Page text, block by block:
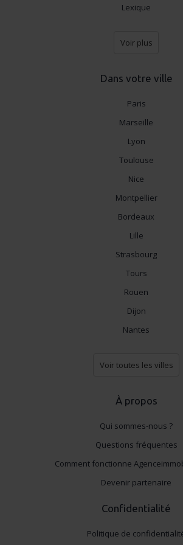
Lexique
Voir plus
Dans votre ville
Paris
Marseille
Lyon
Toulouse
Nice
Montpellier
Bordeaux
Lille
Strasbourg
Tours
Rouen
Dijon
Nantes
Voir toutes les villes
À propos
Qui sommes-nous ?
Questions fréquentes
Comment fonctionne
Devenir partenaire
Confidentialité
Politique de